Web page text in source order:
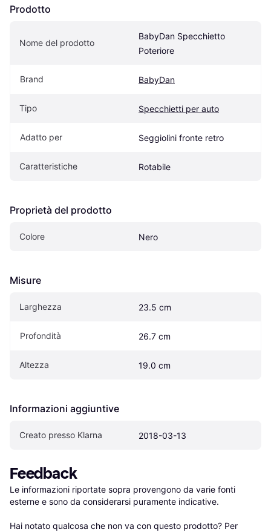
Prodotto
Nome del prodotto
BabyDan Specchietto
Poteriore
Brand BabyDan
Tipo Specchietti per auto
Adatto per Seggiolini fronte retro
Caratteristiche Rotabile
Proprietà del prodotto
Colore Nero
Misure
Larghezza 23.5 cm
Profondità 26.7 cm
Altezza 19.0 cm
Informazioni aggiuntive
Creato presso Klarna 2018-03-13
Feedback
Le informazioni riportate sopra provengono da varie fonti
esterne e sono da considerarsi puramente indicative.
Hai notato qualcosa che non va con questo prodotto? Per